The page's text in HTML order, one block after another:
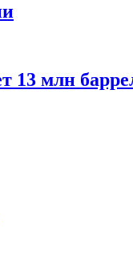
13 млн